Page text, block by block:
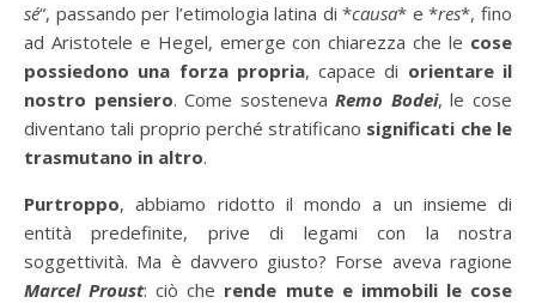
sé“, passando per l’etimologia latina di *causa* e *res*, fino
ad Aristotele e Hegel, emerge con chiarezza che le cose
possiedono una forza propria, capace di orientare il
nostro pensiero. Come sostenevaRemo Bodei, le cose
diventano tali proprio perché stratificano significati che le
trasmutano in altro.
Purtroppo, abbiamo ridotto il mondo a un insieme di
entità predefinite, prive di legami con la nostra
soggettività. Ma è davvero giusto? Forse aveva ragione
Marcel Proust: ciò che rende mute e immobili le cose